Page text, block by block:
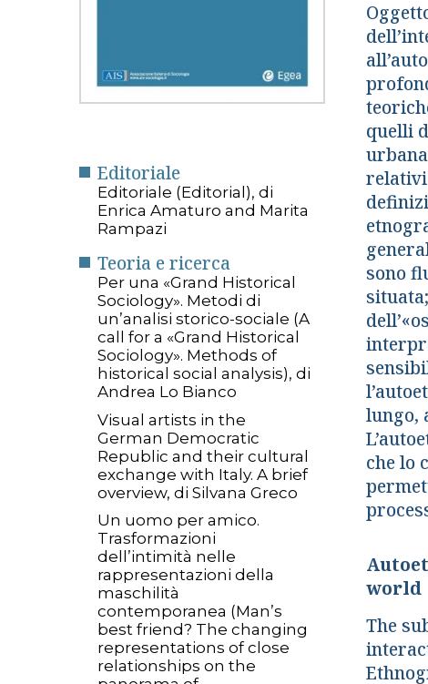
Editoriale
Editoriale (Editorial), di
Enrica Amaturo and Marita
Rampazi
Teoria e ricerca
Per una «Grand Historical
Sociology». Metodi di
un’analisi storico-sociale (A
call for a «Grand Historical
Sociology». Methods of
historical social analysis), di
Andrea Lo Bianco
Visual artists in the
German Democratic
Republic and their cultural
exchange with Italy. A brief
overview, di Silvana Greco
Un uomo per amico.
Trasformazioni
dell’intimità nelle
rappresentazioni della
maschilità
contemporanea (Man’s
best friend? The changing
representations of close
relationships on the
quelli
relativi
sono
lungo,
che lo
world
The